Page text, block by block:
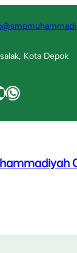
Kota Depok
WhatsApp